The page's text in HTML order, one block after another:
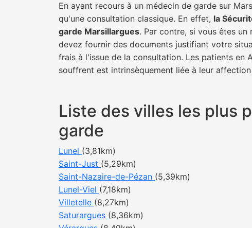
En ayant recours à un médecin de garde sur
qu'une consultation classique. En effet, la
garde Marsillargues. Par contre, si vous êtes
devez fournir des documents justifiant votre
frais à l'issue de la consultation. Les patients en
souffrent est intrinsèquement liée à leur
Liste des villes les plus
garde
Lunel (3,81km)
Saint-Just (5,29km)
Saint-Nazaire-de-Pézan (5,39km)
Lunel-Viel (7,18km)
Villetelle (8,27km)
Saturargues (8,36km)